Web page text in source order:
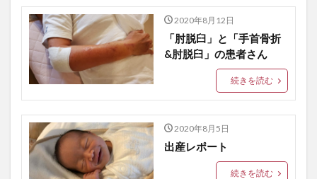
2020年8月12日
「肘脱臼」と「手首骨折
&肘脱臼」の患者さん
続きを読む
2020年8月5日
出産レポート
続きを読む